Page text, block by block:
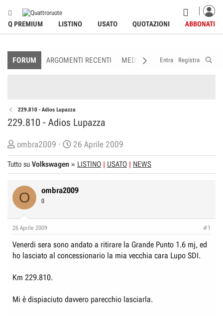
Q PREMIUM LISTINO USATO QUOTAZIONI ABBONATI
FORUM ARGOMENTI RECENTI MEDIA MEMBRI
Entra Registra
229.810 - Adios Lupazza
229.810 - Adios Lupazza
C
r
e
t
o
e
i
c
s
ombra2009
D
a
t
d
z
26 Aprile 2009
Tutto su Volkswagen » LISTINO USATO NEWS
O ombra2009
0
26 Aprile 2009 #1
Venerdi sera sono andato a ritirare la Grande Punto 1.6 mj, ed
ho lasciato al concessionario la mia vecchia cara Lupo SDI.
Km 229.810.
Mi è dispiaciuto davvero parecchio lasciarla.